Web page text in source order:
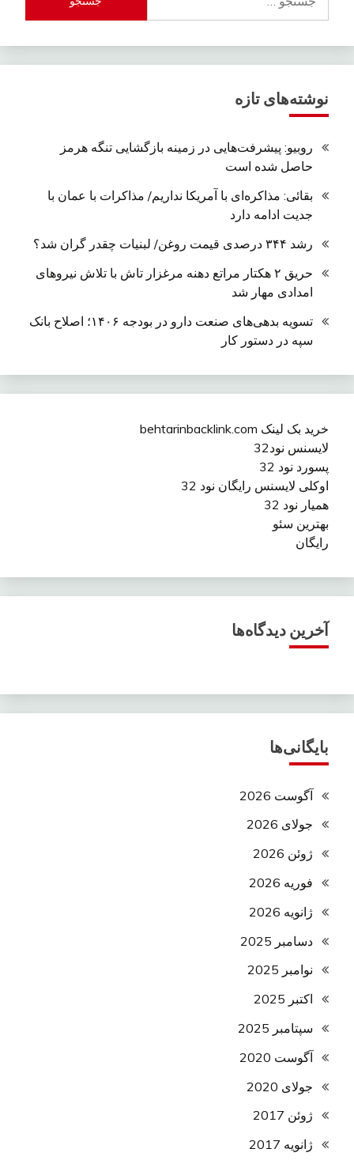
برای:
نوشته‌های تازه
روبیو: پیشرفت‌هایی در زمینه بازگشایی تنگه هرمز
حاصل شده است
بقائی: مذاکره‌ای با آمریکا نداریم/ مذاکرات با عمان با
جدیت ادامه دارد
رشد ۳۴۴ درصدی قیمت روغن/ لبنیات چقدر گران شد؟
حریق ۲ هکتار مراتع دهنه مرغزار تاش با تلاش نیروهای
امدادی مهار شد
تسویه بدهی‌های صنعت دارو در بودجه ۱۴۰۶؛ اصلاح بانک
سپه در دستور کار
خرید بک لینک behtarinbacklink.com
لایسنس نود32
پسورد نود 32
اوکلی لایسنس رایگان نود 32
همیار نود 32
بهترین سئو
رایگان
آخرین دیدگاه‌ها
بایگانی‌ها
آگوست 2026
جولای 2026
ژوئن 2026
فوریه 2026
ژانویه 2026
دسامبر 2025
نوامبر 2025
اکتبر 2025
سپتامبر 2025
آگوست 2020
جولای 2020
ژوئن 2017
ژانویه 2017